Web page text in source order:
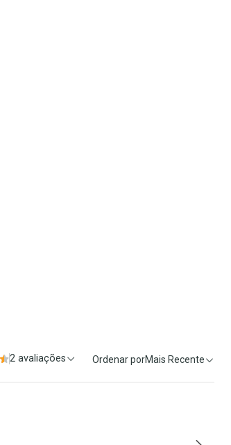
2 avaliações Ordenar porMais Recente